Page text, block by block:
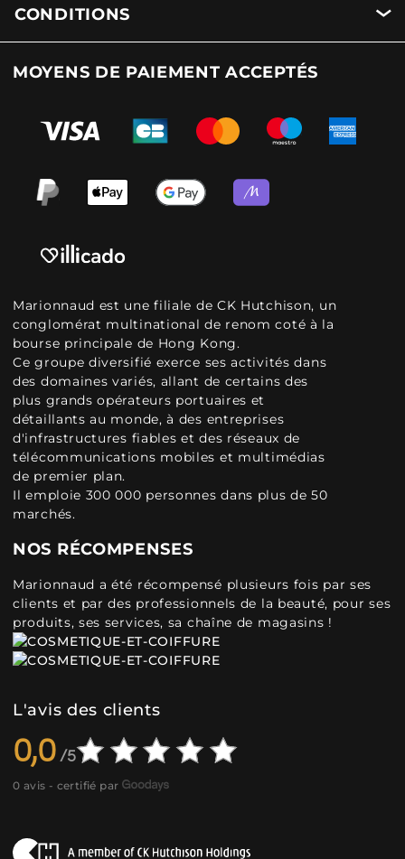
CONDITIONS
MOYENS DE PAIEMENT ACCEPTÉS
Marionnaud est une filiale de CK Hutchison, un
conglomérat multinational de renom coté à la
bourse principale de Hong Kong.
Ce groupe diversifié exerce ses activités dans
des domaines variés, allant de certains des
plus grands opérateurs portuaires et
détaillants au monde, à des entreprises
d'infrastructures fiables et des réseaux de
télécommunications mobiles et multimédias
de premier plan.
Il emploie 300 000 personnes dans plus de 50
marchés.
NOS RÉCOMPENSES
Marionnaud a été récompensé plusieurs fois par ses
clients et par des professionnels de la beauté, pour ses
produits, ses services, sa chaîne de magasins !
L'avis des clients
0,0
0 avis - certifié par